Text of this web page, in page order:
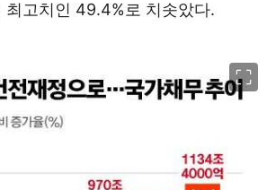
최고치인 49.4%로 치솟았다.